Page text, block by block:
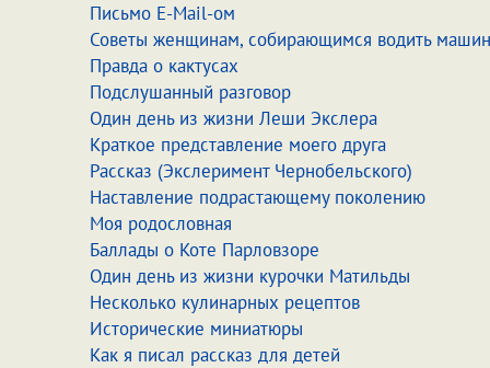
Письмо E-Mail-ом
Советы женщинам, собирающимся водить
Правда о кактусах
Подслушанный разговор
Один день из жизни Леши Экслера
Краткое представление моего друга
Рассказ (Экслеримент Чернобельского)
Наставление подрастающему поколению
Моя родословная
Баллады о Коте Парловзоре
Один день из жизни курочки Матильды
Несколько кулинарных рецептов
Исторические миниатюры
Как я писал рассказ для детей